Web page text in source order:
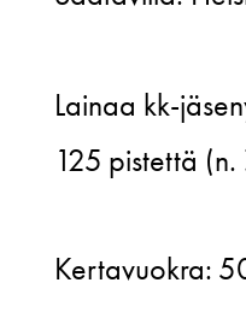
Kietaisumekko,
Leopard
S
Lainaa kk-
125 pistettä
Kertavuokra: